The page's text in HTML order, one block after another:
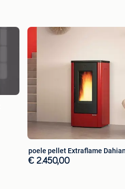
poele pellet Extraflame
€ 2.450,00